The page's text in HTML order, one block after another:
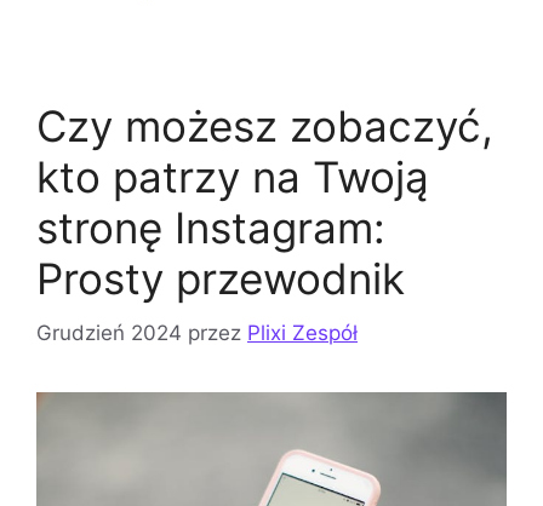
Czy możesz zobaczyć,
kto patrzy na Twoją
stronę Instagram:
Prosty przewodnik
Grudzień 2024 przez Plixi Zespół